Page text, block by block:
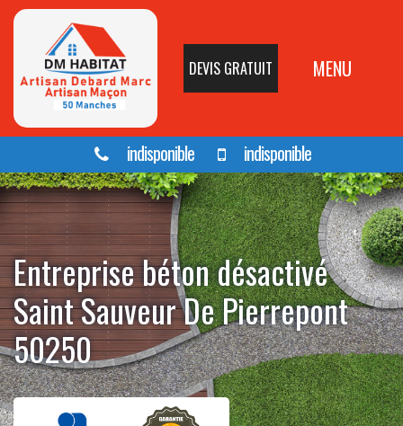
DEVIS GRATUIT MENU
indisponible indisponible
Entreprise béton désactivé
Saint Sauveur De Pierrepont
50250